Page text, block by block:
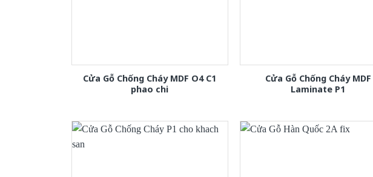
Cửa Gỗ Chống Cháy MDF O4 C1
phao chi
Cửa Gỗ Chống Cháy MDF
Laminate P1